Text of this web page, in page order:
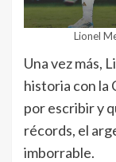
Lionel
Una vez más,
historia con la
por escribir y
récords, el
imborrable.